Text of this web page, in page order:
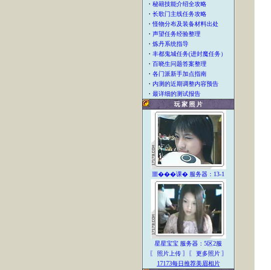
・ 秘籍技能介绍全攻略
・ 长歌门主线任务攻略
・怪物分布及装备材料出处
・ 声望任务经验整理
・ 炼丹系统指导
・ 丰都鬼城任务(进封魔任务）
・ 百晓生问题答案整理
・ 各门派新手加点指南
・ 内测的近期调整内容预告
・ 最详细的测试报告
玩 家 照 片
噩���课� 服务器：13-1
星星宝宝 服务器：5区2服
〖 照片上传 〗
〖 更多照片 〗
17173每日推荐美眉相片